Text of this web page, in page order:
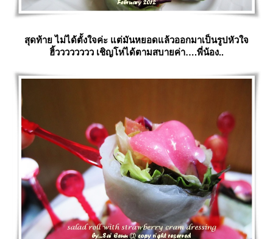
สุดท้าย ไม่ได้ตั้งใจค่ะ แต่มันหยอดแล้วออกมาเป็นรูปหัวใจ
ฮิ้วววววววว เชิญโห่ได้ตามสบายค่า….พี่น้อง..